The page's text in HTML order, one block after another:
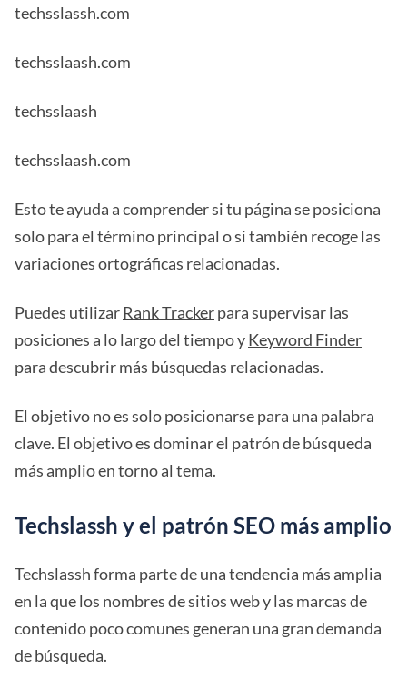
techsslassh.com
techsslaash.com
techsslaash
techsslaash.com
Esto te ayuda a comprender si tu página se posiciona
solo para el término principal o si también recoge las
variaciones ortográficas relacionadas.
Puedes utilizarRank Trackerpara supervisar las
posiciones a lo largo del tiempo yKeyword Finder
para descubrir más búsquedas relacionadas.
El objetivo no es solo posicionarse para una palabra
clave. El objetivo es dominar el patrón de búsqueda
más amplio en torno al tema.
Techslassh y el patrón SEO más amplio
Techslassh forma parte de una tendencia más amplia
en la que los nombres de sitios web y las marcas de
contenido poco comunes generan una gran demanda
de búsqueda.